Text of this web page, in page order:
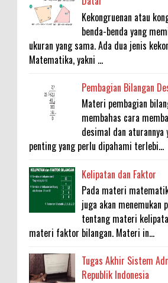
Kekongruenan atau
benda-benda yang
ukuran yang sama. Ada dua jenis
Matematika, yakni ...
Pembagian Bilangan
Materi pembagian
membahas cara
desimal dan aturannya
penting yang perlu dipahami terlebi...
Kelipatan dan Faktor
Pada materi
juga akan menemukan
tentang materi
materi faktor bilangan. Materi in...
Tugas Akhir Sistem
Republik Indonesia